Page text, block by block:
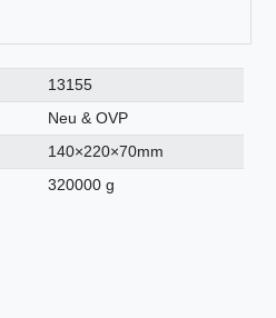
13155
Neu & OVP
140×220×70mm
320000 g